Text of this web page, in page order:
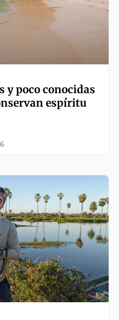
y poco conocidas
espíritu